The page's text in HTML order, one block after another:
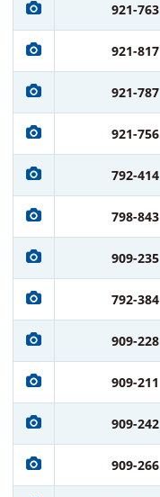
921-763
921-817
921-787
921-756
792-414
798-843
909-235
792-384
909-228
909-211
909-242
909-266